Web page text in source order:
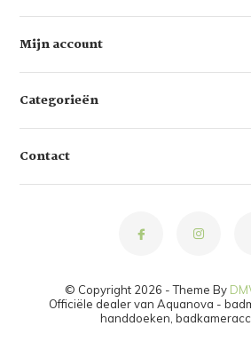
Mijn account
Categorieën
Contact
© Copyright 2026 - Theme By
Officiële dealer van Aquanova -
handdoeken,